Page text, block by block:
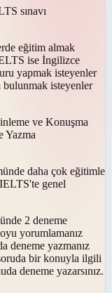
sınavı
eğitim almak
ise İngilizce
yapmak isteyenler
bulunmak isteyenler
ve Konuşma
Yazma
daha çok eğitimle
genel
2 deneme
yorumlamanız
deneme yazmanız
bir konuyla ilgili
deneme yazarsınız.